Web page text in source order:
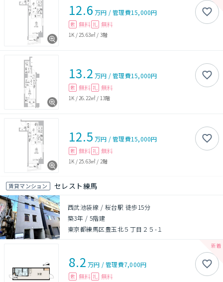
12.6 万円 /管理費15,000円
敷 無料 礼 無料
1K / 25.63㎡ / 3階
13.2 万円 /管理費15,000円
敷 無料 礼 無料
1K / 26.22㎡ / 13階
12.5 万円 /管理費15,000円
敷 無料 礼 無料
1K / 25.63㎡ / 2階
賃貸マンション セレスト練馬
西武池袋線 / 桜台駅 徒歩15分
築3年 / 5階建
東京都練馬区豊玉北５丁目２５-１
8.2 万円 /管理費7,000円
敷 無料 礼 無料